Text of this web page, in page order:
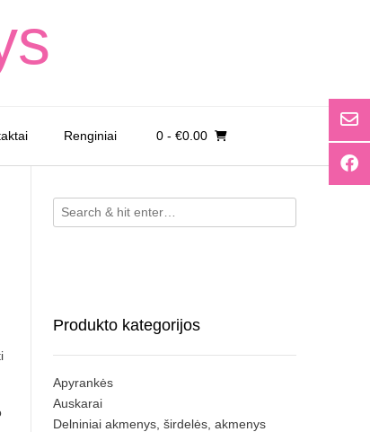
Renginiai 0- €0.00
Produkto kategorijos
Apyrankės
Auskarai
Delniniai akmenys, širdelės, akmenys